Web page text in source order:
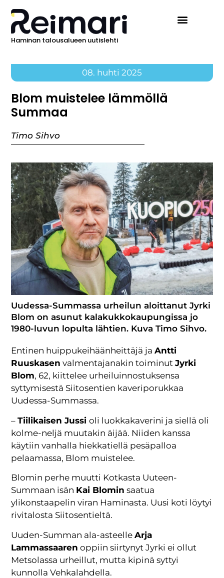
Haminan talousalueen uutislehti
08. huhti 2025
Blom muistelee lämmöllä
Summaa
Timo Sihvo
Uudessa-Summassa urheilun aloittanut Jyrki
Blom on asunut kalakukkokaupungissa jo
1980-luvun lopulta lähtien. Kuva Timo Sihvo.
Entinen huippukeihäänheittäjä jaAntti
Ruuskasen valmentajanakin toiminutJyrki
Blom, 62, kiittelee urheiluinnostuksensa
syttymisestä Siitosentien kaveriporukkaa
Uudessa-Summassa.
–Tiilikaisen Jussioli luokkakaverini ja siellä oli
kolme-neljä muutakin äijää. Niiden kanssa
käytiin vanhalla hiekkatiellä pesäpalloa
pelaamassa, Blom muistelee.
Blomin perhe muutti Kotkasta Uuteen-
Summaan isän Kai Blomin saatua
ylikonstaapelin viran Haminasta. Uusi koti löytyi
rivitalosta Siitosentieltä.
Uuden-Summan ala-asteelleArja
Lammassaaren oppiin siirtynyt Jyrki ei ollut
Metsolassa urheillut, mutta kipinä syttyi
kunnolla Vehkalahdella.